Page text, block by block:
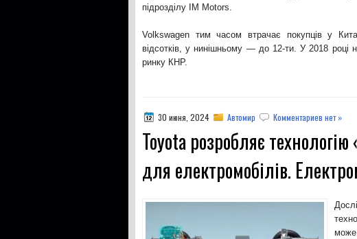
підрозділу IM Motors.
Volkswagen тим часом втрачає покупців у
відсотків, у нинішньому — до 12-ти. У 2018 році
ринку КНР.
30 июня, 2024 Автомир Комментариев нет »
Toyota розробляє
для електромобілів.